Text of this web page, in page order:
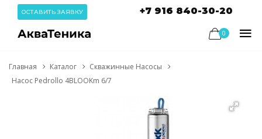
ОСТАВИТЬ ЗАЯВКУ +7 916 840-30-20
0
Главная Каталог
Скважинные Насосы
Насос Pedrollo 4BLOOKm 6/7